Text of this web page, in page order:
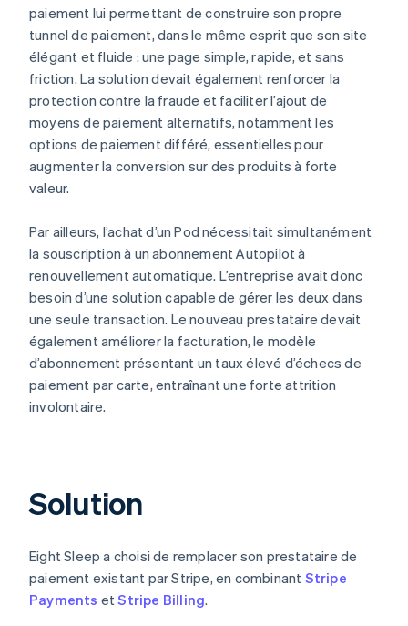
paiement lui permettant de construire son propre
tunnel de paiement, dans le même esprit que son site
élégant et fluide : une page simple, rapide, et sans
friction. La solution devait également renforcer la
protection contre la fraude et faciliter l’ajout de
moyens de paiement alternatifs, notamment les
options de paiement différé, essentielles pour
augmenter la conversion sur des produits à forte
valeur.
Par ailleurs, l’achat d’un Pod nécessitait simultanément
la souscription à un abonnement Autopilot à
renouvellement automatique. L’entreprise avait donc
besoin d’une solution capable de gérer les deux dans
une seule transaction. Le nouveau prestataire devait
également améliorer la facturation, le modèle
d’abonnement présentant un taux élevé d’échecs de
paiement par carte, entraînant une forte attrition
involontaire.
Solution
Eight Sleep a choisi de remplacer son prestataire de
paiement existant par Stripe, en combinant Stripe
Payments etStripe Billing.